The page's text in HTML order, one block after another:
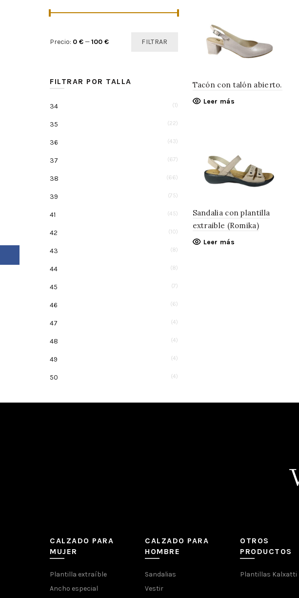
Tacón con talón abierto.
Leer más
Sandalia con plantilla
extraible (Romika)
Leer más
FILTRAR
Precio: 0 €—100 €
FILTRAR POR TALLA
34 (1)
35 (22)
36 (43)
37 (67)
38 (66)
39 (75)
41 (45)
42 (10)
43 (8)
44 (8)
45 (7)
46 (6)
47 (4)
48 (4)
49 (4)
50 (4)
CALZADO PARA
MUJER
Plantilla extraíble
Ancho especial
CALZADO PARA
HOMBRE
Sandalias
Vestir
OTROS
PRODUCTOS
Plantillas Kalxatti
Facebook